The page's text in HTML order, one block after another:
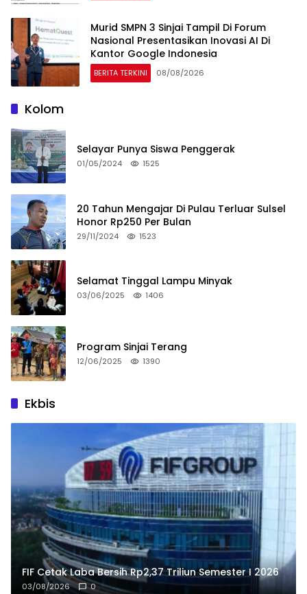
Murid SMPN 3 Sinjai Tampil Di Forum
Nasional Presentasikan Inovasi AI Di
Kantor Google Indonesia
BERITA TERKINI 08/08/2026
Kolom
Selayar Punya Siswa Penggerak
01/05/2024 1525
20 Tahun Mengajar Di Pulau Terluar Sulsel
Honor Rp250 Per Bulan
29/11/2024 1523
Selamat Tinggal Lampu Minyak
03/06/2025 1406
Program Sinjai Terang
12/06/2025 1390
Ekbis
FIF Cetak Laba Bersih Rp2,37 Triliun Semester I 2026
03/08/2026 0